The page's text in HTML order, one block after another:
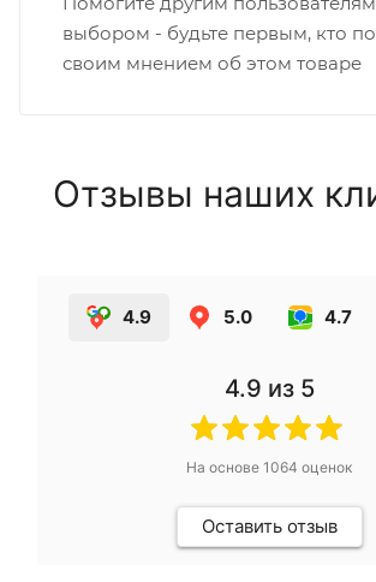
выбором - будьте первым, кто
своим мнением об этом товаре
Отзывы наших
4.9 5.0 4.7
4.9 из 5
На основе 1064 оценок
Оставить отзыв